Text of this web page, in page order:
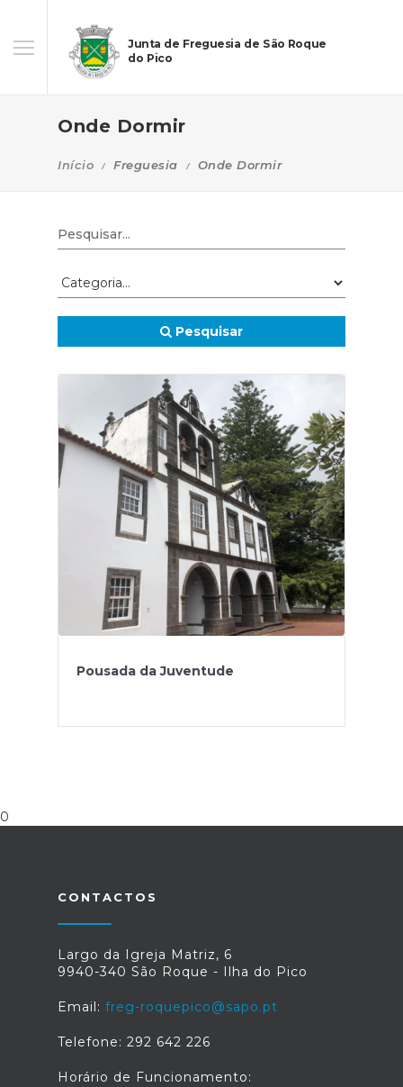
Junta de Freguesia de São Roque
do Pico
Onde Dormir
Início Freguesia Onde Dormir
Pesquisar
Pousada da Juventude
0
CONTACTOS
Largo da Igreja Matriz, 6
9940-340 São Roque - Ilha do Pico
Email: freg-roquepico@sapo.pt
Telefone: 292 642 226
Horário de Funcionamento: